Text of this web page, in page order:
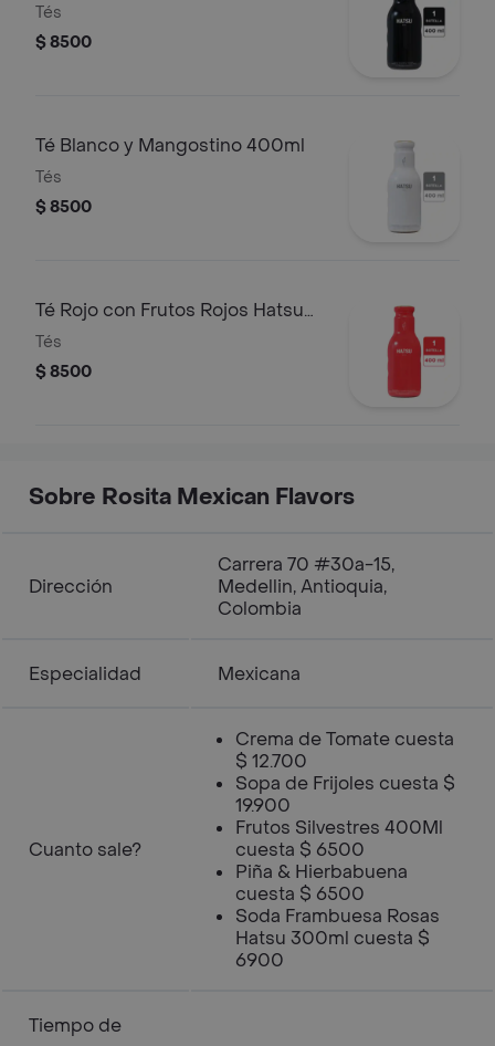
Tés
$ 8500
Té Blanco y Mangostino 400ml
Tés
$ 8500
Té Rojo con Frutos Rojos Hatsu
400Ml
Tés
$ 8500
Sobre Rosita Mexican Flavors
Dirección
Carrera 70 #30a-15,
Medellin, Antioquia,
Colombia
Especialidad Mexicana
Cuanto sale?
Crema de Tomate cuesta
$ 12.700
Sopa de Frijoles cuesta $
19.900
Frutos Silvestres 400Ml
cuesta $ 6500
Piña & Hierbabuena
cuesta $ 6500
Soda Frambuesa Rosas
Hatsu 300ml cuesta $
6900
Tiempo de